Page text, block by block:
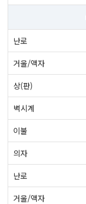
난로
거울/액자
상(판)
벽시계
이불
의자
난로
거울/액자